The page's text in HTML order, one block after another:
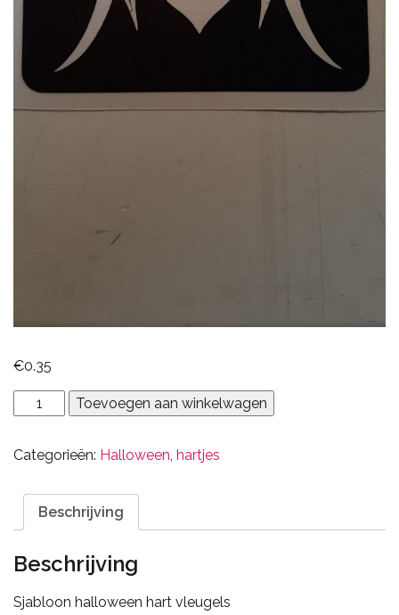
€0.35
hart
vleugels
Toevoegen aan winkelwagen
Categorieën: Halloween, hartjes
Beschrijving
Beschrijving
Sjabloon halloween hart vleugels